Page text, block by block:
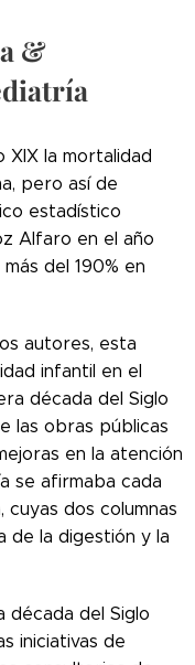
&
XIX la mortalidad
pero así de
estadístico
Alfaro en el año
del 190% en
autores, esta
infantil en el
década del Siglo
las obras públicas
en la atención
se afirmaba cada
dos columnas
de la digestión y la
década del Siglo
iniciativas de